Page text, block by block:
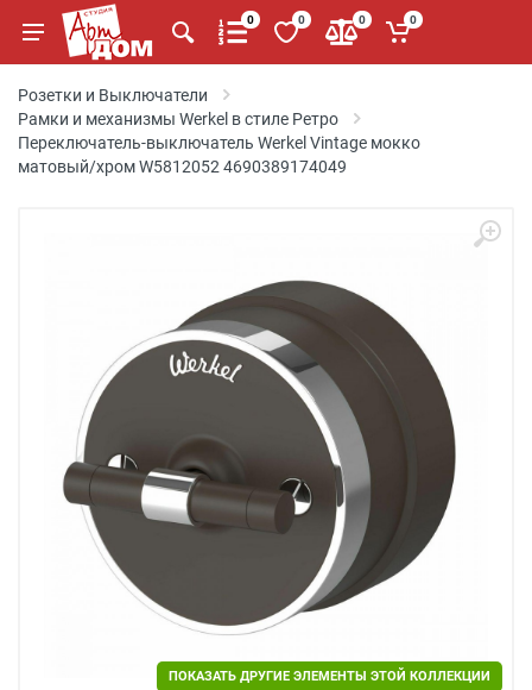
0 0 0 0
Розетки и Выключатели
Рамки и механизмы Werkel в стиле Ретро
Переключатель-выключатель Werkel Vintage мокко
матовый/хром W5812052 4690389174049
ПОКАЗАТЬ ДРУГИЕ ЭЛЕМЕНТЫ ЭТОЙ КОЛЛЕКЦИИ